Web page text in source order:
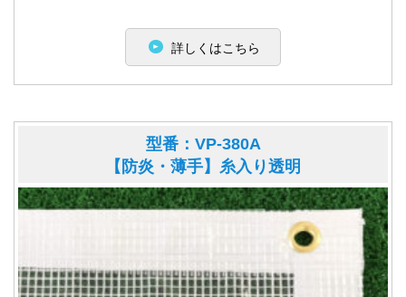
詳しくはこちら
型番：VP-380A
【防炎・薄手】糸入り透明